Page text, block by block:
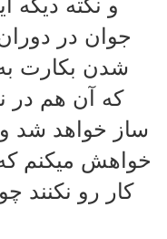
جوان در
شدن بکارت
که آن هم در
ساز خواهد شد
خواهش میکنم
کار رو نکنند